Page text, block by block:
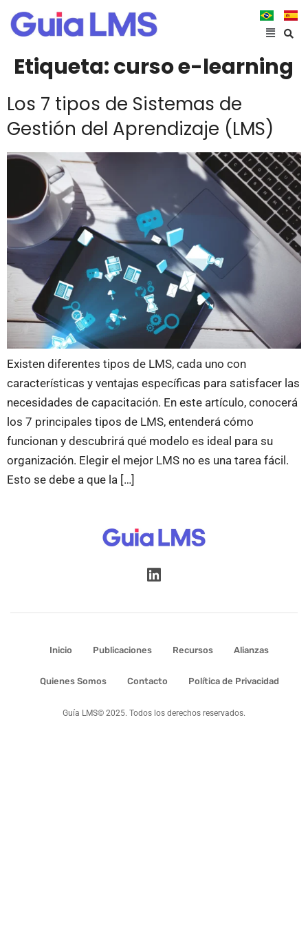
Etiqueta:curso e-learning
Los 7 tipos de Sistemas de
Gestión del Aprendizaje (LMS)
Existen diferentes tipos de LMS, cada uno con
características y ventajas específicas para satisfacer las
necesidades de capacitación. En este artículo, conocerá
los 7 principales tipos de LMS, entenderá cómo
funcionan y descubrirá qué modelo es ideal para su
organización. Elegir el mejor LMS no es una tarea fácil.
Esto se debe a que la […]
Inicio Publicaciones Recursos Alianzas
Quienes Somos Contacto Política de Privacidad
Guía LMS© 2025. Todos los derechos reservados.